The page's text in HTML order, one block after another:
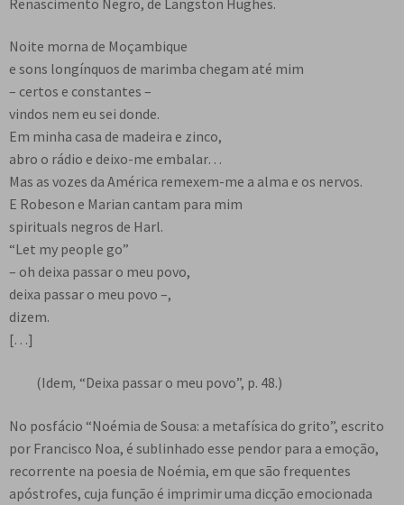
Noite morna de Moçambique
e sons longínquos de marimba chegam até mim
– certos e constantes –
vindos nem eu sei donde.
Em minha casa de madeira e zinco,
abro o rádio e deixo-me embalar…
Mas as vozes da América remexem-me a alma e os nervos.
E Robeson e Marian cantam para mim
spirituals negros de Harl.
“Let my people go”
– oh deixa passar o meu povo,
deixa passar o meu povo –,
dizem.
[…]
(Idem, “Deixa passar o meu povo”, p. 48.)
No posfácio “Noémia de Sousa: a metafísica do grito”, escrito
por Francisco Noa, é sublinhado esse pendor para a emoção,
recorrente na poesia de Noémia, em que são frequentes
apóstrofes, cuja função é imprimir uma dicção emocionada